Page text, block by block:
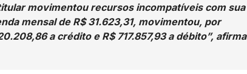
movimentou recursos incompatíveis com sua
mensal de R$ 31.623,31, movimentou, por
a crédito e R$ 717.857,93 a débito”, afirma